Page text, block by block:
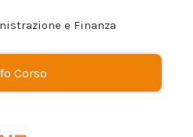
e Finanza
Corso